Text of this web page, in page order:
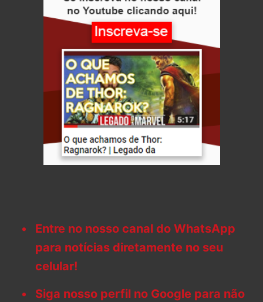
Entre no nosso canal do WhatsApp
para notícias diretamente no seu
celular!
Siga nosso perfil no Google para não